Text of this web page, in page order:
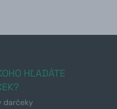
HĽADÁTE
darčeky